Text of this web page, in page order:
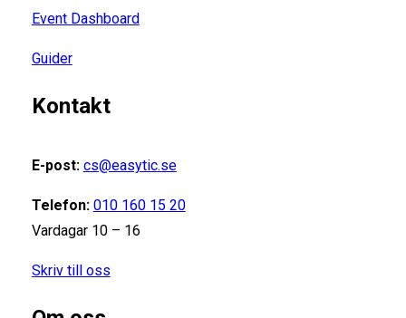
Event Dashboard
Guider
Kontakt
E-post: cs@easytic.se
Telefon: 010 160 15 20
Vardagar 10 – 16
Skriv till oss